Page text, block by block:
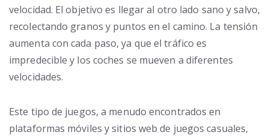
velocidad. El objetivo es llegar al otro lado sano y salvo,
recolectando granos y puntos en el camino. La tensión
aumenta con cada paso, ya que el tráfico es
impredecible y los coches se mueven a diferentes
velocidades.
Este tipo de juegos, a menudo encontrados en
plataformas móviles y sitios web de juegos casuales,